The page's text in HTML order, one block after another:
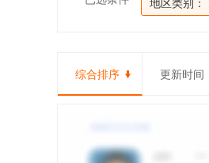
地区类别：
综合排序 更新时间